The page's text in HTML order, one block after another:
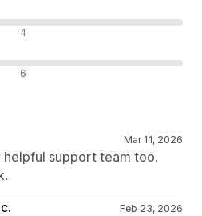
4
6
Mar 11, 2026
helpful support team too.
Feb 23, 2026